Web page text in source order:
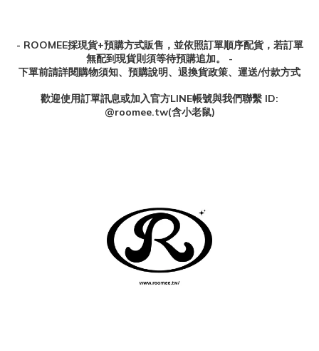
- ROOMEE採現貨+預購方式販售，並依照訂單順序配貨，若訂單
無配到現貨則須等待預購追加。 -
下單前請詳閱購物須知、預購說明、退換貨政策、運送/付款方式
歡迎使用訂單訊息或加入官方LINE帳號與我們聯繫 ID:
@roomee.tw(含小老鼠)